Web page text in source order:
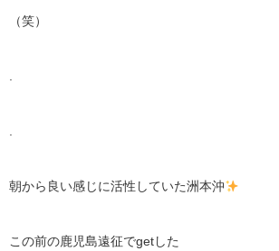
（笑）
.
.
朝から良い感じに活性していた洲本沖
この前の鹿児島遠征でgetした